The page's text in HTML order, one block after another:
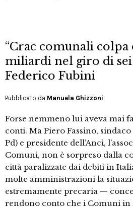
“Crac comunali colpa
miliardi nel giro di sei
Federico Fubini
Pubblicato da Manuela Ghizzoni
Forse nemmeno lui aveva mai
conti. Ma Piero Fassino,
Pd) e presidente dell’Anci,
Comuni, non è sorpreso dalla
città paralizzate dai debiti in
molte amministrazioni la
estremamente precaria —
rendono conto che i Comuni in